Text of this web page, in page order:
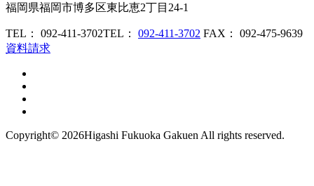
福岡県福岡市博多区東比恵2丁目24-1
TEL： 092-411-3702TEL： 092-411-3702 FAX： 092-475-9639
資料請求
Copyright© 2026Higashi Fukuoka Gakuen All rights reserved.